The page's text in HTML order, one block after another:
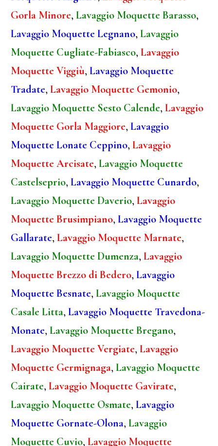
Gorla Minore,Lavaggio Moquette Barasso,
Lavaggio Moquette Legnano,Lavaggio
Moquette Cugliate-Fabiasco,Lavaggio
Moquette Viggiù,Lavaggio Moquette
Tradate,Lavaggio Moquette Gemonio,
Lavaggio Moquette Sesto Calende,Lavaggio
Moquette Gorla Maggiore,Lavaggio
Moquette Lonate Ceppino,Lavaggio
Moquette Arcisate,Lavaggio Moquette
Castelseprio,Lavaggio Moquette Cunardo,
Lavaggio Moquette Daverio,Lavaggio
Moquette Brusimpiano,Lavaggio Moquette
Gallarate,Lavaggio Moquette Marnate,
Lavaggio Moquette Dumenza,Lavaggio
Moquette Brezzo di Bedero,Lavaggio
Moquette Besnate,Lavaggio Moquette
Casale Litta,Lavaggio Moquette Travedona-
Monate,Lavaggio Moquette Bregano,
Lavaggio Moquette Vergiate,Lavaggio
Moquette Germignaga,Lavaggio Moquette
Cairate,Lavaggio Moquette Gavirate,
Lavaggio Moquette Osmate,Lavaggio
Moquette Gornate-Olona,Lavaggio
Moquette Cuvio,Lavaggio Moquette